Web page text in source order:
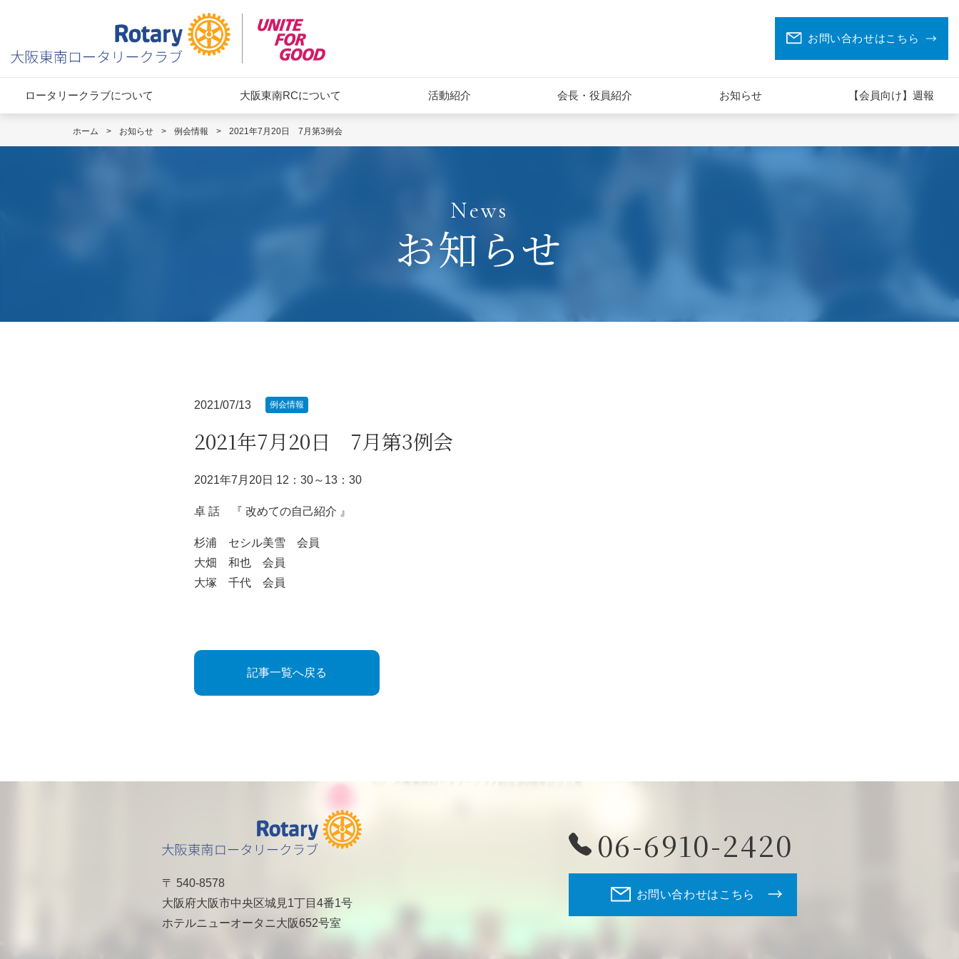
お問い合わせはこちら
ロータリークラブについて 大阪東南RCについて 活動紹介 会長・役員紹介 お知らせ 【会員向け】週報
ホーム > お知らせ > 例会情報 > 2021年7月20日 7月第3例会
News
お知らせ
2021/07/13 例会情報
2021年7月20日 7月第3例会
2021年7月20日 12：30～13：30
卓 話 『 改めての自己紹介 』
杉浦 セシル美雪 会員
大畑 和也 会員
大塚 千代 会員
記事一覧へ戻る
〒 540-8578
大阪府大阪市中央区城見1丁目4番1号
ホテルニューオータニ大阪652号室
06-6910-2420
お問い合わせはこちら